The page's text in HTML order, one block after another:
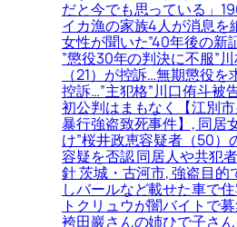
だと今でも思っている」
イカ漁の家族4人が消息を
女性が聞いた”40年後の新
”懲役30年の判決に不服”
（21）が控訴…無期懲役
控訴…”主犯格”川口侑斗被
初公判はまもなく【江別
暴行強盗致死事件】, 同居
け”桜井政恵容疑者（50）
容疑を否認 同居人や共犯
針 茨城・古河市, 強盗目的
しバールなど載せた車で
トクリュウが闇バイトで
袴田巖さんの姉ひで子さ